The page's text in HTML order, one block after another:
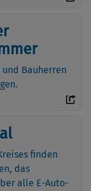
Bauherren
finden
das
alle E-Auto-